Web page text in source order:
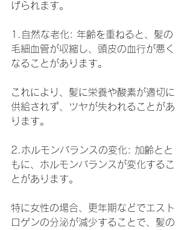
げられます。
1.自然な老化: 年齢を重ねると、髪の
毛細血管が収縮し、頭皮の血行が悪く
なることがあります。
これにより、髪に栄養や酸素が適切に
供給されず、ツヤが失われることがあ
ります。
2.ホルモンバランスの変化: 加齢とと
もに、ホルモンバランスが変化するこ
とがあります。
特に女性の場合、更年期などでエスト
ロゲンの分泌が減少することで、髪の